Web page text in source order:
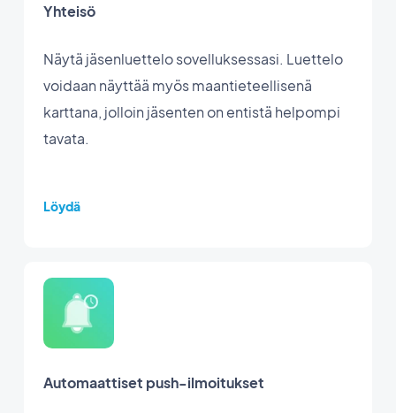
Yhteisö
Näytä jäsenluettelo sovelluksessasi. Luettelo
voidaan näyttää myös maantieteellisenä
karttana, jolloin jäsenten on entistä helpompi
tavata.
Löydä
Automaattiset push-ilmoitukset